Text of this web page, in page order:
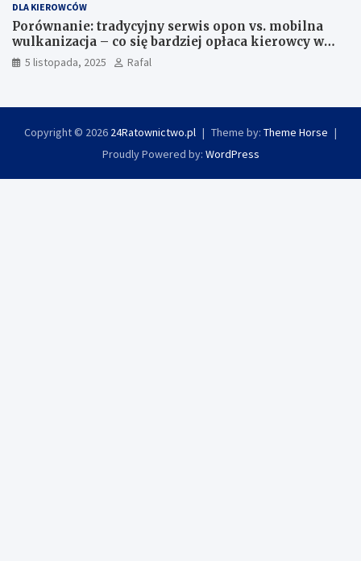
DLA KIEROWCÓW
Porównanie: tradycyjny serwis opon vs. mobilna
wulkanizacja – co się bardziej opłaca kierowcy w
Szczecinie?
5 listopada, 2025 Rafal
Copyright © 2026 24Ratownictwo.pl Theme by: Theme Horse
Proudly Powered by: WordPress